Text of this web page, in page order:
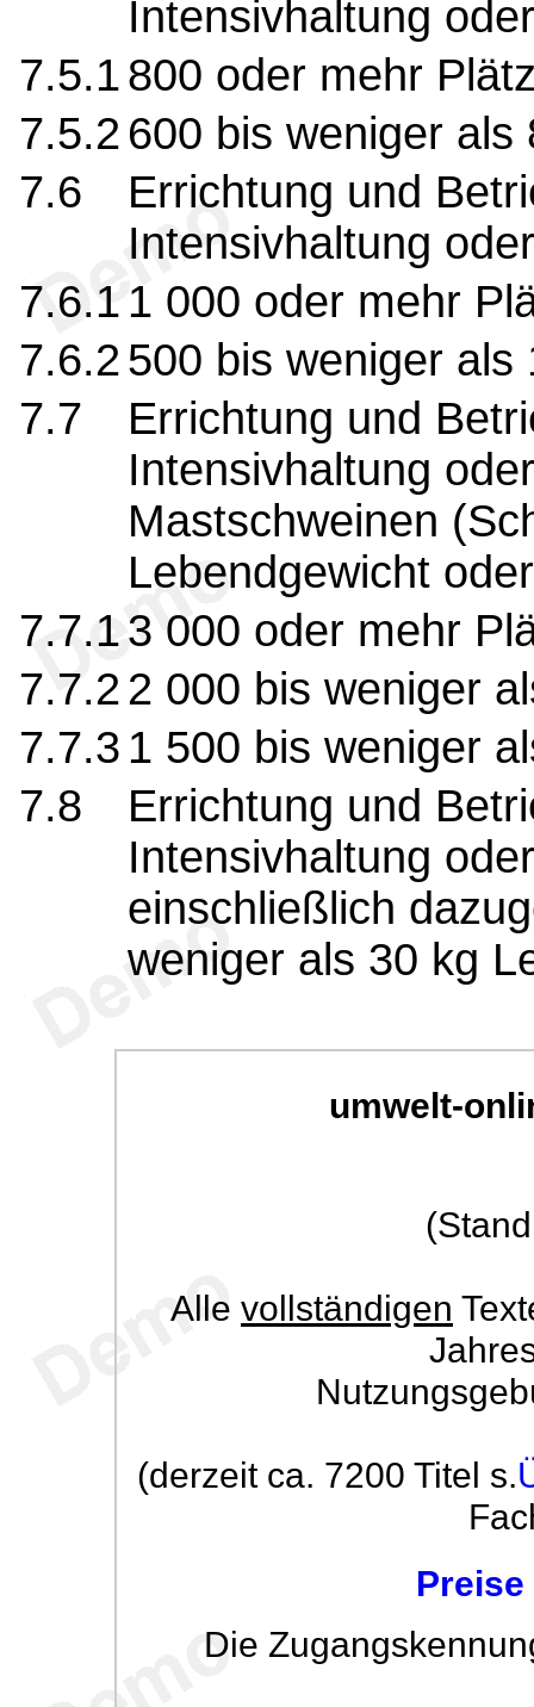
Intensivhaltung
7.5.1800 oder mehr
7.5.2 600 bis weniger als
7.6
Errichtung und
Intensivhaltung
7.6.1 1 000 oder mehr
7.6.2500 bis weniger als
7.7
Errichtung und
Intensivhaltung
Mastschweinen
Lebendgewicht
7.7.13 000 oder mehr
7.7.22 000 bis weniger
7.7.3 1 500 bis weniger
7.8
Errichtung und
Intensivhaltung
einschließlich
weniger als 30 kg
umwelt-
Alle vollständigen
(derzeit ca. 7200 Titel s.
Die